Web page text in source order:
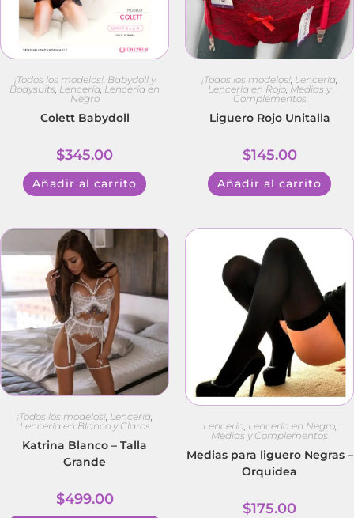
¡Todos los modelos!, Babydoll y
Bodysuits Lencería Lencería en
Negro
Colett Babydoll
$345.00
Añadir al carrito
¡Todos los modelos! Lencería
Lencería en Rojo Medias y
Complementos
Liguero Rojo Unitalla
$145.00
Añadir al carrito
¡Todos los modelos!, Lencería,
Lencería en Blanco y Claros
Katrina Blanco – Talla
Grande
$499.00
Lencería, Lencería en Negro,
Medias y Complementos
Medias para liguero Negras –
Orquidea
$175.00